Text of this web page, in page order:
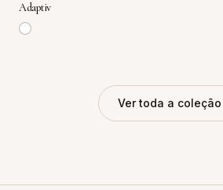
Adaptiv
Ver toda a coleção